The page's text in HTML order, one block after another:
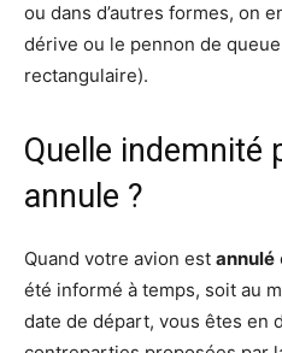
ou dans d’autres formes, on
dérive ou le pennon de
rectangulaire).
Quelle indemnité
annule ?
Quand votre avion est annulé
été informé à temps, soit au
date de départ, vous êtes en